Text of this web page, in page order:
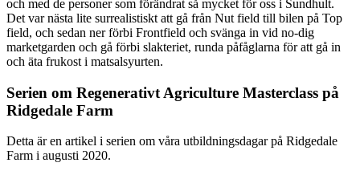
och med de personer som förändrat så mycket för oss i Sundhult.
Det var nästa lite surrealistiskt att gå från Nut field till bilen på Top
field, och sedan ner förbi Frontfield och svänga in vid no-dig
marketgarden och gå förbi slakteriet, runda påfåglarna för att gå in
och äta frukost i matsalsyurten.
Serien om Regenerativt Agriculture Masterclass på
Ridgedale Farm
Detta är en artikel i serien om våra utbildningsdagar på Ridgedale
Farm i augusti 2020.